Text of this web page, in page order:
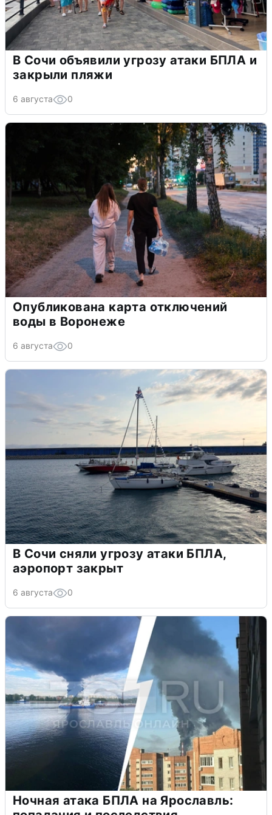
В Сочи объявили угрозу атаки БПЛА и
закрыли пляжи
6 августа 0
Опубликована карта отключений
воды в Воронеже
6 августа 0
В Сочи сняли угрозу атаки БПЛА,
аэропорт закрыт
6 августа 0
Ночная атака БПЛА на Ярославль: